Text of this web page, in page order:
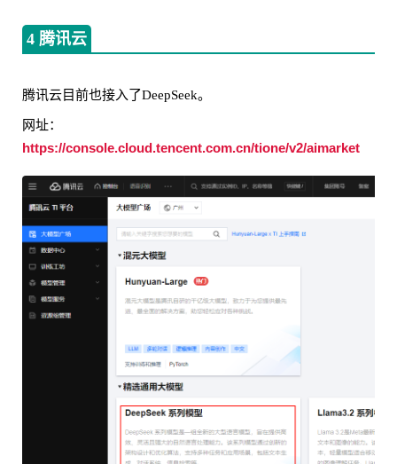
4 腾讯云
腾讯云目前也接入了DeepSeek。
网址：
https://console.cloud.tencent.com.cn/tione/v2/aimarket